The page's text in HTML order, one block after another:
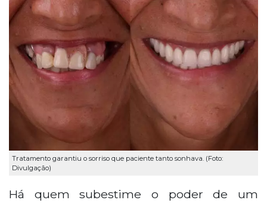
Tratamento garantiu o sorriso que paciente tanto sonhava. (Foto:
Divulgação)
Há quem subestime o poder de um